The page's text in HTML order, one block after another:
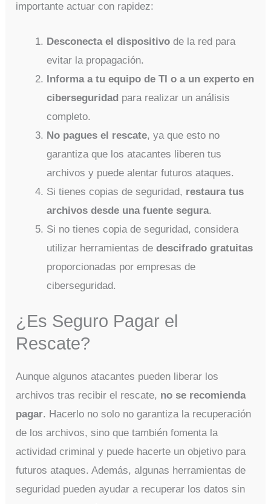
importante actuar con rapidez:
Desconecta el dispositivo de la red para
evitar la propagación.
Informa a tu equipo de TI o a un experto en
ciberseguridad para realizar un análisis
completo.
No pagues el rescate, ya que esto no
garantiza que los atacantes liberen tus
archivos y puede alentar futuros ataques.
Si tienes copias de seguridad, restaura tus
archivos desde una fuente segura.
Si no tienes copia de seguridad, considera
utilizar herramientas dedescifrado gratuitas
proporcionadas por empresas de
ciberseguridad.
¿Es Seguro Pagar el
Rescate?
Aunque algunos atacantes pueden liberar los
archivos tras recibir el rescate, no se recomienda
pagar. Hacerlo no solo no garantiza la recuperación
de los archivos, sino que también fomenta la
actividad criminal y puede hacerte un objetivo para
futuros ataques. Además, algunas herramientas de
seguridad pueden ayudar a recuperar los datos sin